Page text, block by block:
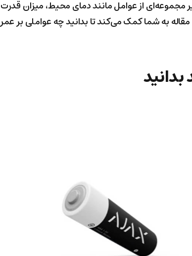
از عوامل مانند دمای محیط، میزان
به شما کمک می‌کند تا بدانید چه عواملی بر عمر
بدانید